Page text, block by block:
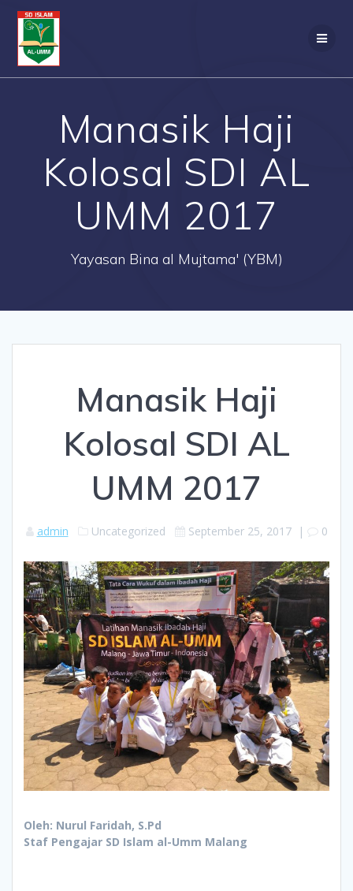
Manasik Haji
Kolosal SDI AL
UMM 2017
Yayasan Bina al Mujtama' (YBM)
Manasik Haji
Kolosal SDI AL
UMM 2017
admin Uncategorized September 25, 2017| 0
Oleh: Nurul Faridah, S.Pd
Staf Pengajar SD Islam al-Umm Malang